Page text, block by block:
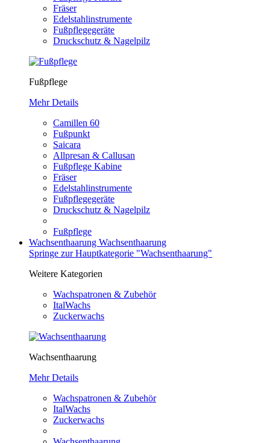
Fräser
Edelstahlinstrumente
Fußpflegegeräte
Druckschutz & Nagelpilz
Fußpflege
Mehr Details
Camillen 60
Fußpunkt
Saicara
Allpresan & Callusan
Fußpflege Kabine
Fräser
Edelstahlinstrumente
Fußpflegegeräte
Druckschutz & Nagelpilz
Fußpflege
Wachsenthaarung Wachsenthaarung
Springe zur Hauptkategorie "Wachsenthaarung"
Weitere Kategorien
Wachspatronen & Zubehör
ItalWachs
Zuckerwachs
Wachsenthaarung
Mehr Details
Wachspatronen & Zubehör
ItalWachs
Zuckerwachs